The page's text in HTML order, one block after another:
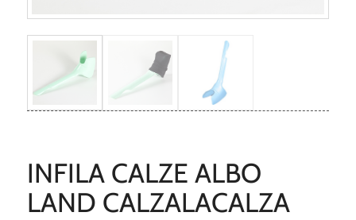
INFILA CALZE ALBO
LAND CALZALACALZA